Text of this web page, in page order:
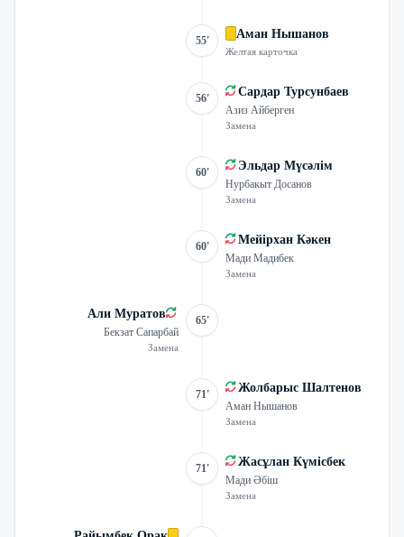
55' Аман Нышанов
Желтая карточка
56' Сардар Турсунбаев
Азиз Айберген
Замена
60' Эльдар Мүсәлім
Нурбакыт Досанов
Замена
60' Мейірхан Кәкен
Мади Мадибек
Замена
Али Муратов
Бекзат Сапарбай
Замена
65'
71' Жолбарыс Шалтенов
Аман Нышанов
Замена
71' Жасұлан Күмісбек
Мади Әбіш
Замена